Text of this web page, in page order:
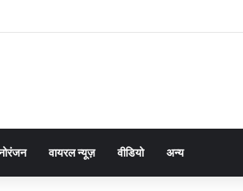
iPhone
वायरल न्यूज़ वीडियो अन्य